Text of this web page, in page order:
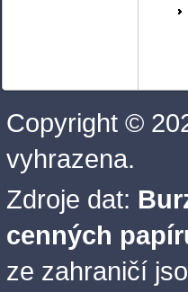
Copyright ©
vyhrazena.
Zdroje dat:
cenných
ze zahraničí